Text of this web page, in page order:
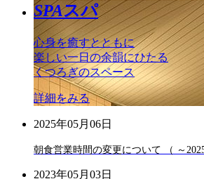
SPAスパ
心身を癒すとともに
楽しい一日の余韻にひたる
くつろぎのスペース
詳細をみる
2025年05月06日
朝食営業時間の変更について （ ～2025
2023年05月03日